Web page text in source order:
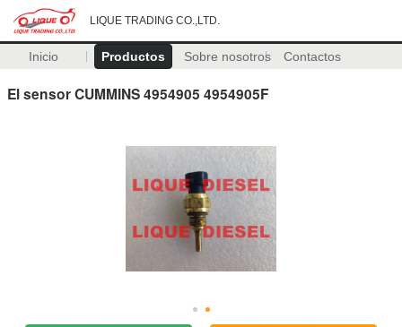
LIQUE TRADING CO.,LTD.
Inicio Productos Sobre nosotros Contactos
El sensor CUMMINS 4954905 4954905F